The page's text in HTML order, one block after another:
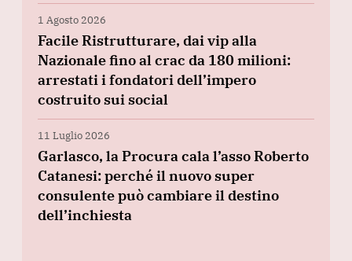
1 Agosto 2026
Facile Ristrutturare, dai vip alla
Nazionale fino al crac da 180 milioni:
arrestati i fondatori dell’impero
costruito sui social
11 Luglio 2026
Garlasco, la Procura cala l’asso Roberto
Catanesi: perché il nuovo super
consulente può cambiare il destino
dell’inchiesta